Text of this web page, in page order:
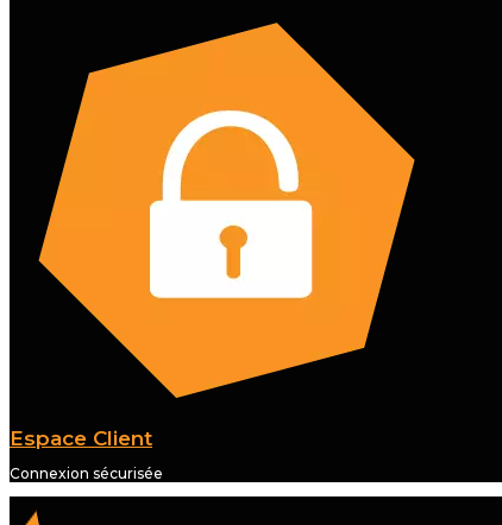
Espace Client
Connexion sécurisée